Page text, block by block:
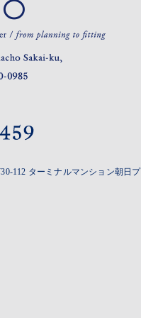
112 ターミナルマンション朝日